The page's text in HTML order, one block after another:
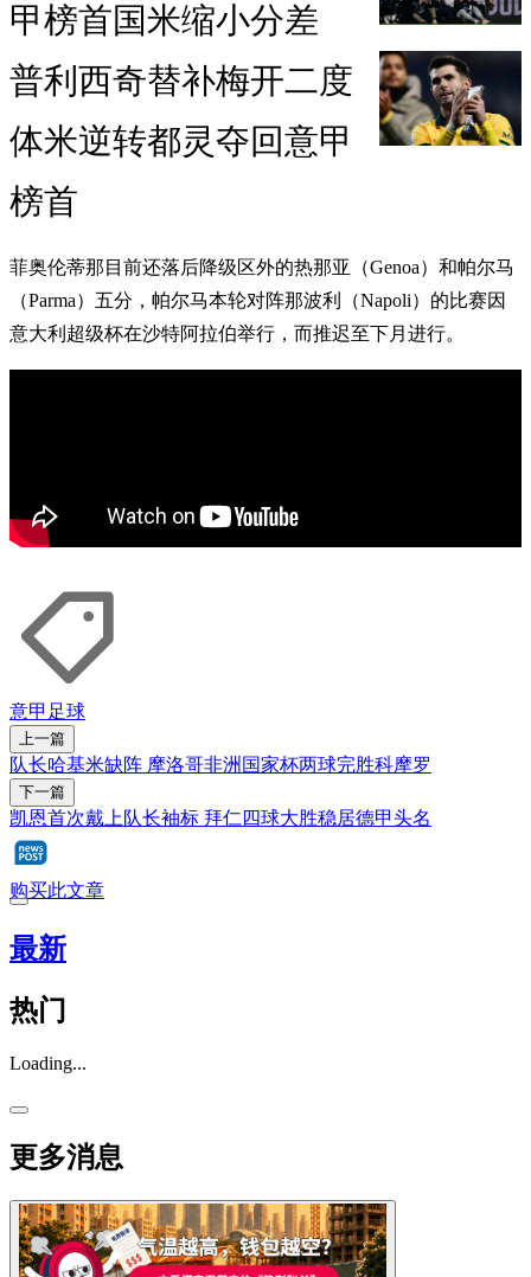
甲榜首国米缩小分差
普利西奇替补梅开二度
体米逆转都灵夺回意甲
榜首
菲奥伦蒂那目前还落后降级区外的热那亚（Genoa）和帕尔马
（Parma）五分，帕尔马本轮对阵那波利（Napoli）的比赛因
意大利超级杯在沙特阿拉伯举行，而推迟至下月进行。
意甲 足球
上一篇
队长哈基米缺阵 摩洛哥非洲国家杯两球完胜科摩罗
下一篇
凯恩首次戴上队长袖标 拜仁四球大胜稳居德甲头名
购买此文章
最新
热门
Loading...
更多消息